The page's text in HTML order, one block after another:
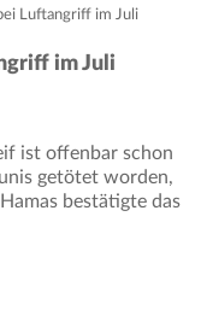
Luftangriff im Juli
im Juli
ist offenbar schon
getötet worden,
bestätigte das